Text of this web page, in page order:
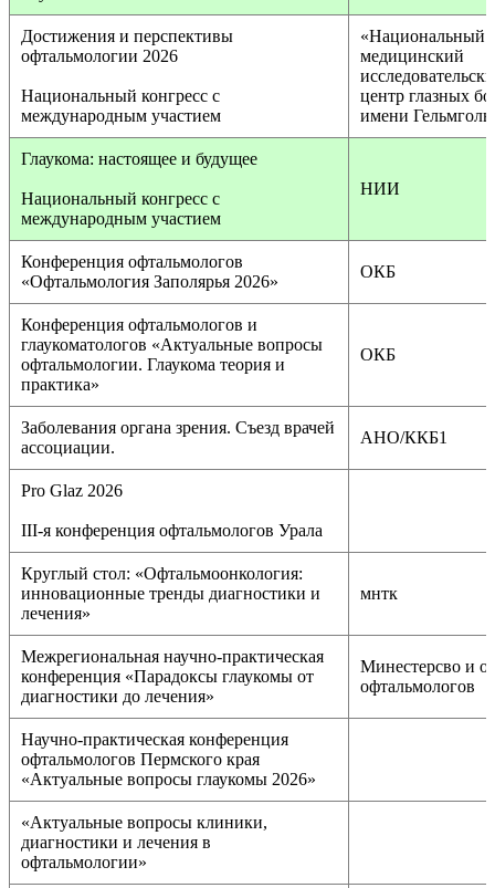
Достижения и перспективы
офтальмологии 2026
Национальный конгресс с
международным участием
«Национальный
медицинский
центр глазных
имени
Глаукома: настоящее и будущее
Национальный конгресс с
международным участием
НИИ
Конференция офтальмологов
«Офтальмология Заполярья 2026»
ОКБ
Конференция офтальмологов и
глаукоматологов «Актуальные вопросы
офтальмологии. Глаукома теория и
практика»
ОКБ
Заболевания органа зрения. Съезд врачей
ассоциации.
АНО/ККБ1
Pro Glaz 2026
III-я конференция офтальмологов Урала
Круглый стол: «Офтальмоонкология:
инновационные тренды диагностики и
лечения»
мнтк
Межрегиональная научно-практическая
конференция «Парадоксы глаукомы от
диагностики до лечения»
Минестерсво и
офтальмологов
Научно-практическая конференция
офтальмологов Пермского края
«Актуальные вопросы глаукомы 2026»
«Актуальные вопросы клиники,
диагностики и лечения в
офтальмологии»